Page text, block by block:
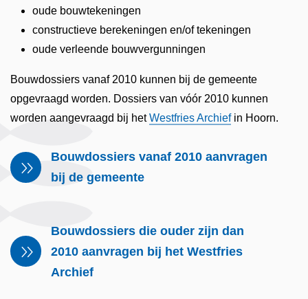
oude bouwtekeningen
constructieve berekeningen en/of tekeningen
oude verleende bouwvergunningen
Bouwdossiers vanaf 2010 kunnen bij de gemeente
opgevraagd worden. Dossiers van vóór 2010 kunnen
worden aangevraagd bij hetWestfries Archiefin Hoorn.
Bouwdossiers vanaf 2010 aanvragen
bij de gemeente
Bouwdossiers die ouder zijn dan
2010 aanvragen bij het Westfries
Archief